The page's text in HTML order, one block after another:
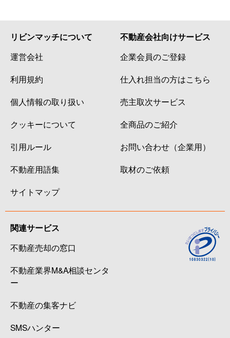
リビンマッチについて
運営会社
利用規約
個人情報の取り扱い
クッキーについて
引用ルール
不動産用語集
サイトマップ
不動産会社向けサービス
企業会員のご登録
仕入れ担当の方はこちら
売主取次サービス
全商品のご紹介
お問い合わせ（企業用）
取材のご依頼
関連サービス
不動産売却の窓口
不動産業界M&A相談センタ
ー
不動産の集客ナビ
SMSハンター